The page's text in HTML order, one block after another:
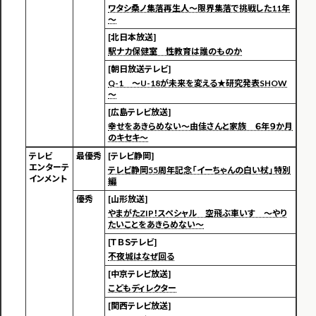
ワタシ桑ノ集落再生人～限界集落で挑戦した11年
～
[北日本放送]
駅ナカ保健室 性教育は誰のものか
[朝日放送テレビ]
Q-1 ～U-18が未来を変える★研究発表SHOW
～
[広島テレビ放送]
幸せをあきらめない～由佳さんと家族 ６年９か月
のキセキ～
テレビ
エンターテ
インメント
最優秀
[テレビ静岡]
テレビ静岡55周年記念「イーちゃんの白い杖」特別
編
優秀
[山形放送]
やまがたZIP！スペシャル 空飛ぶ車いす ～やり
たいことをあきらめない～
[ＴＢＳテレビ]
不夜城はなぜ回る
[中京テレビ放送]
こどもディレクター
[関西テレビ放送]